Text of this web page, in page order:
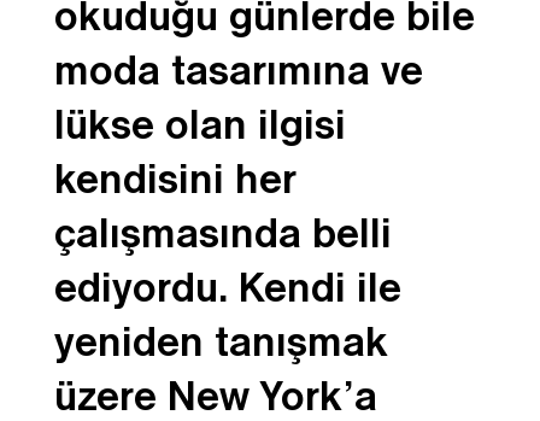
okuduğu günlerde bile
moda tasarımına ve
lükse olan ilgisi
kendisini her
çalışmasında belli
ediyordu. Kendi ile
yeniden tanışmak
üzere New York’a